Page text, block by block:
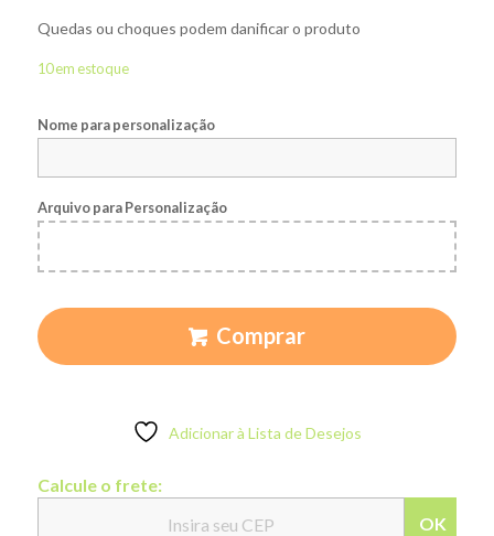
Quedas ou choques podem danificar o produto
10 em estoque
Nome para personalização
Arquivo para Personalização
Comprar
Adicionar à Lista de Desejos
Calcule o frete:
OK